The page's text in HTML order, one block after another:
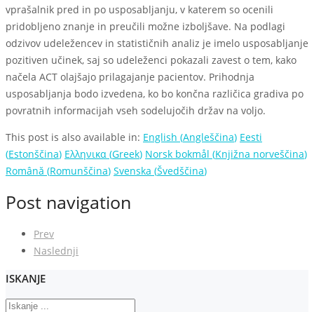
vprašalnik pred in po usposabljanju, v katerem so ocenili
pridobljeno znanje in preučili možne izboljšave. Na podlagi
odzivov udeležencev in statističnih analiz je imelo usposabljanje
pozitiven učinek, saj so udeleženci pokazali zavest o tem, kako
načela ACT olajšajo prilagajanje pacientov. Prihodnja
usposabljanja bodo izvedena, ko bo končna različica gradiva po
povratnih informacijah vseh sodelujočih držav na voljo.
This post is also available in: English (Angleščina) Eesti
(Estonščina) Ελληνικα (Greek) Norsk bokmål (Knjižna norveščina)
Română (Romunščina) Svenska (Švedščina)
Post navigation
Prev
Naslednji
ISKANJE